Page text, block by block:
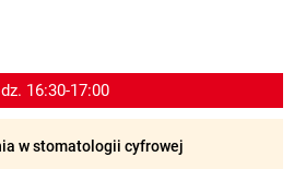
16:30-17:00
w stomatologii cyfrowej